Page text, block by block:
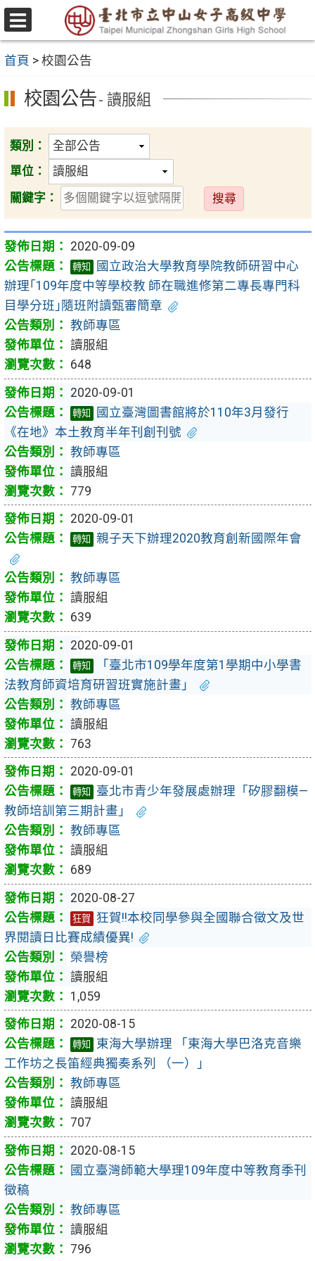
跳
至
要
內
容
區
選
單
首頁 > 校園公告
校園公告- 讀服組
類別：
單位：
關鍵字：
送
出
2020-09-09
轉知
國立政治大學教育學院教師研習中心
辦理｢109年度中等學校教 師在職進修第二專長專門科
目學分班｣隨班附讀甄審簡章
教師專區
讀服組
648
2020-09-01
轉知
國立臺灣圖書館將於110年3月發行
《在地》本土教育半年刊創刊號
教師專區
讀服組
779
2020-09-01
轉知 親子天下辦理2020教育創新國際年會
教師專區
讀服組
639
2020-09-01
轉知
「臺北市109學年度第1學期中小學書
法教育師資培育研習班實施計畫」
教師專區
讀服組
763
2020-09-01
轉知
臺北市青少年發展處辦理「矽膠翻模—
教師培訓第三期計畫」
教師專區
讀服組
689
2020-08-27
狂賀
狂賀!!本校同學參與全國聯合徵文及世
界閱讀日比賽成績優異!
榮譽榜
讀服組
1,059
2020-08-15
轉知
東海大學辦理 「東海大學巴洛克音樂
工作坊之長笛經典獨奏系列 （一）」
教師專區
讀服組
707
2020-08-15
國立臺灣師範大學理109年度中等教育季刊
徵稿
教師專區
讀服組
796